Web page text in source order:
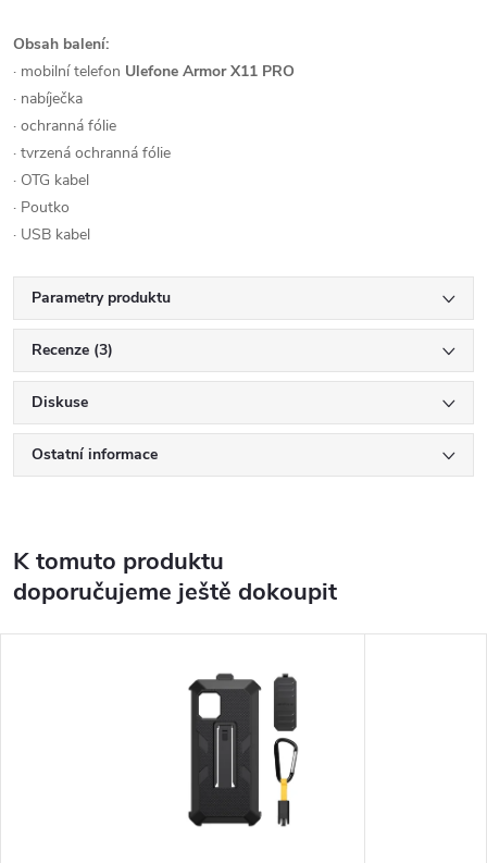
Obsah balení:
· mobilní telefon Ulefone Armor X11 PRO
· nabíječka
· ochranná fólie
· tvrzená ochranná fólie
· OTG kabel
· Poutko
· USB kabel
Parametry produktu
Recenze (3)
Diskuse
Ostatní informace
K tomuto produktu
doporučujeme ještě dokoupit